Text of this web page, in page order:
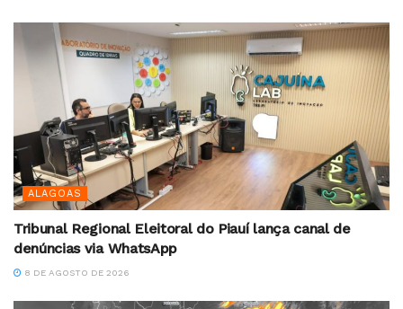
ALAGOAS
Tribunal Regional Eleitoral do Piauí lança canal de
denúncias via WhatsApp
8 DE AGOSTO DE 2026